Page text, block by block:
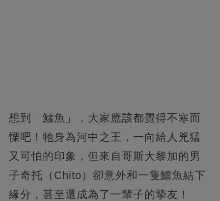
想到「鱷魚」，大家應該都覺得不寒而
慄吧！牠身為河中之王，一向給人兇猛
又可怕的印象，但來自哥斯大黎加的男
子奇托（Chito）卻意外和一隻鱷魚結下
緣分，甚至還成為了一輩子的摯友！